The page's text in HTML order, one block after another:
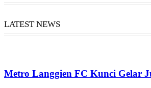
LATEST NEWS
Metro Langgien FC Kunci Gelar